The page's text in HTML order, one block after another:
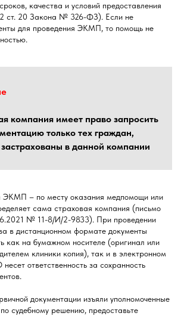
качества и условий предоставления
ст. 20 Закона № 326-ФЗ). Если не
для проведения ЭКМП, то помощь не
компания имеет право запросить
только тех граждан,
в данной компании
ЭКМП – по месту оказания медпомощи или
сама страховая компания (письмо
№ 11-8/И/2-9833). При проведении
в дистанционном формате документы
как на бумажном носителе (оригинал или
клиники копия), так и в электронном
ответственность за сохранность
документации изъяли уполномоченные
судебному решению, предоставьте